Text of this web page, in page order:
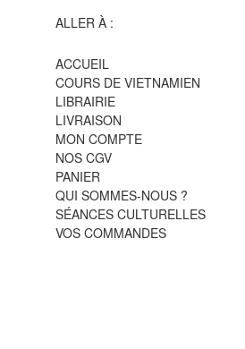
ALLER À :
ACCUEIL
COURS DE VIETNAMIEN
LIBRAIRIE
LIVRAISON
MON COMPTE
NOS CGV
PANIER
QUI SOMMES-NOUS ?
SÉANCES CULTURELLES
VOS COMMANDES